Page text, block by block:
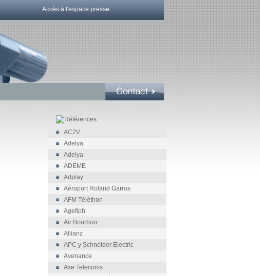
Accès à l'espace presse
AC2V
Adelya
Adelya
ADEME
Adplay
Aéroport Roland Garros
AFM Téléthon
Agefiph
Air Bourbon
Allianz
APC y Schneider Electric
Avenance
Axe Telecoms